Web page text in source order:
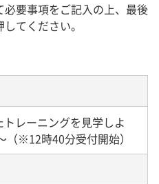
要事項をご記入の上、最後
てください。
レーニングを見学しよ
（※12時40分受付開始）